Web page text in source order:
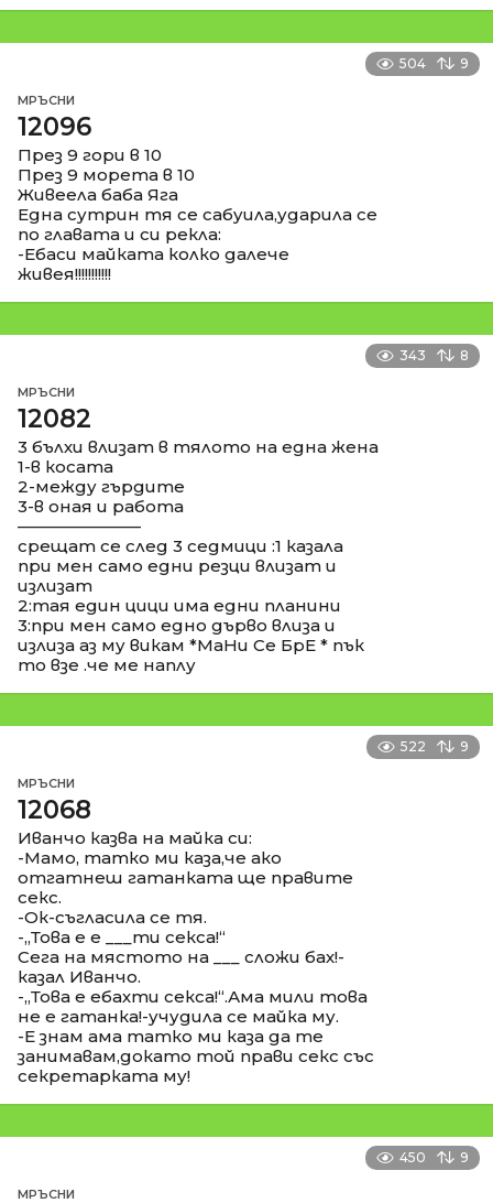
504 9
МРЪСНИ
12096
През 9 гори в 10
През 9 морета в 10
Живеела баба Яга
Една сутрин тя се сабуила,ударила се
по главата и си рекла:
-Ебаси майката колко далече
живея!!!!!!!!!!!
343 8
МРЪСНИ
12082
3 бълхи влизат в тялото на една жена
1-в косата
2-между гърдите
3-в оная и работа
––––––––––––––
срещат се след 3 седмици :1 казала
при мен само едни резци влизат и
излизат
2:тая един цици има едни планини
3:при мен само едно дърво влиза и
излиза аз му викам *МаНи Се БрЕ * пък
то взе .че ме наплу
522 9
МРЪСНИ
12068
Иванчо казва на майка си:
-Мамо, татко ми каза,че ако
отгатнеш гатанката ще правите
секс.
-Ок-съгласила се тя.
-,,Това е е ___ти секса!“
Сега на мястото на ___ сложи бах!-
казал Иванчо.
-,,Това е ебахти секса!“.Ама мили това
не е гатанка!-учудила се майка му.
-Е знам ама татко ми каза да те
занимавам,докато той прави секс със
секретарката му!
450 9
МРЪСНИ